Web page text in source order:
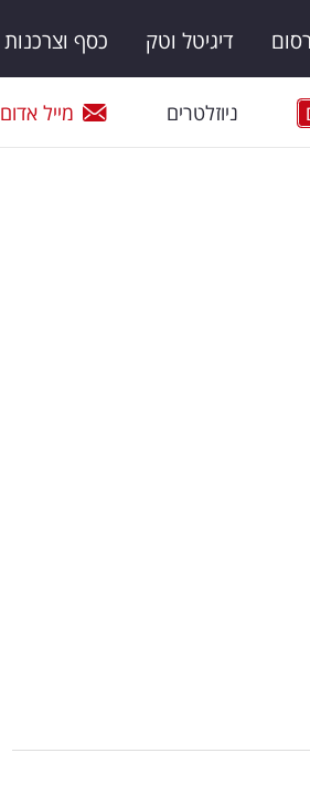
דיגיטל וטק כסף וצרכנות
ניוזלטרים מייל אדום